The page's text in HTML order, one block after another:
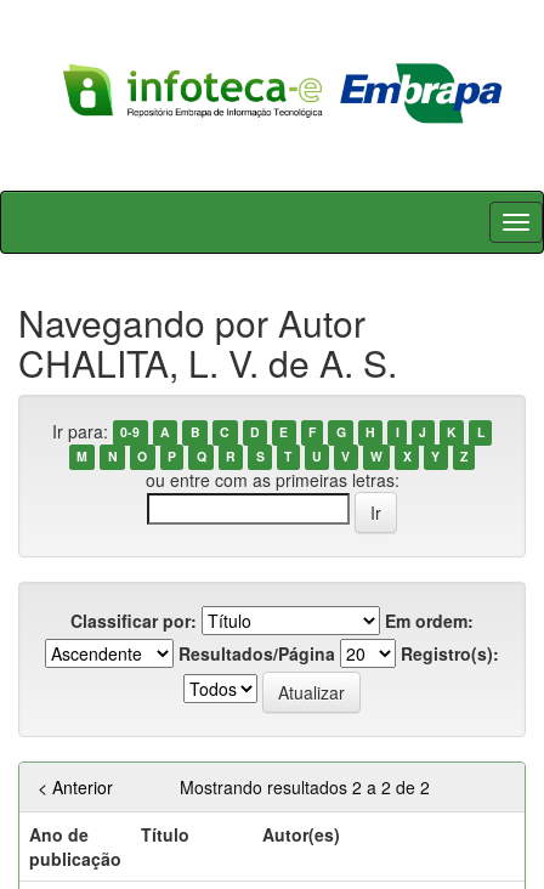
Skip
Navegando por Autor
CHALITA, L. V. de A. S.
Ir para: 0-9 A B C D E F G H I J K
L
M
N O P Q R S T U V W X Y Z
ou entre com as primeiras letras:
Classificar por:
Em ordem:
Resultados/Página
Registro(s):
Mostrando resultados 2 a 2 de 2
< Anterior
Ano de
publicação
Título Autor(es)